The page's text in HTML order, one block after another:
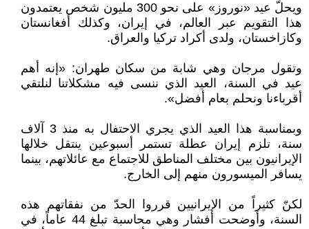
ويحلّ عيد «نوروز» على نحو 300 مليون شخص يعتمدون
هذا التقويم عبر العالم، في إيران، وكذلك أفغانستان
وكازاخستان، ولدى أكراد تركيا والعراق.
وتقول مرجان وهي شابة من سكان طهران: «إنه أهم
عيد في السنة، العيد الذي ننسى فيه مشكلاتنا لنلتقي
أقرباءنا ونحلم بعام أفضل».
وبمناسبة هذا العيد الذي يجري الاحتفال به منذ 3 آلاف
سنة، تلزم إيران عطلة تستمر أسبوعين ينتقل خلالها
الإيرانيون بين مختلف المناطق للاجتماع مع عائلاتهم، بينما
يسافر الميسورون منهم إلى الخارج.
لكنّ كثيراً من الإيرانيين قرروا الحدّ من نفقاتهم هذه
السنة، وأوضحت أفشار وهي محاسبة تبلغ 44 عاماً، في